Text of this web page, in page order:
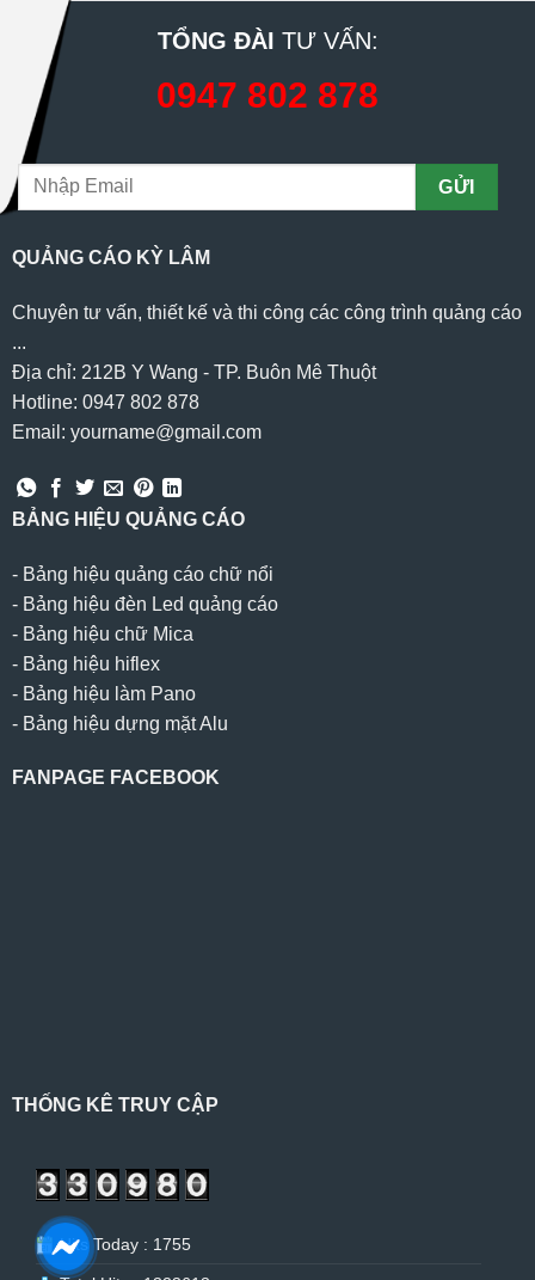
TỔNG ĐÀI TƯ VẤN:
0947 802 878
QUẢNG CÁO KỲ LÂM
Chuyên tư vấn, thiết kế và thi công các công trình quảng cáo
...
Địa chỉ: 212B Y Wang - TP. Buôn Mê Thuột
Hotline: 0947 802 878
Email: yourname@gmail.com
BẢNG HIỆU QUẢNG CÁO
- Bảng hiệu quảng cáo chữ nổi
- Bảng hiệu đèn Led quảng cáo
- Bảng hiệu chữ Mica
- Bảng hiệu hiflex
- Bảng hiệu làm Pano
- Bảng hiệu dựng mặt Alu
FANPAGE FACEBOOK
THỐNG KÊ TRUY CẬP
Hits Today : 1755